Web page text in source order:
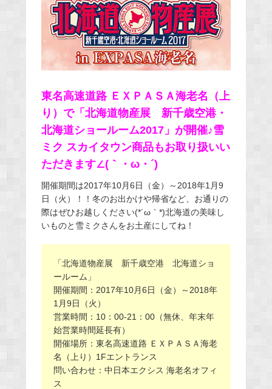
東名高速道路 ＥＸＰＡＳＡ海老名（上
り）で「北海道物産展 新千歳空港・
北海道ショールーム2017」が開催♪雪
ミク スカイタウン商品もお取り扱いい
ただきます∠(｀・ω・´)
開催期間は2017年10月6日（金）～2018年1月9
日（火）！！冬のお出かけや帰省など、お通りの
際はぜひお越しください(*´ω｀*)北海道の美味し
いものと雪ミクさんをお土産にしてね！
「北海道物産展 新千歳空港 北海道ショ
ールーム」
開催期間：2017年10月6日（金）～2018年
1月9日（火）
営業時間：10：00-21：00（無休、年末年
始営業時間延長有）
開催場所：東名高速道路 ＥＸＰＡＳＡ海老
名（上り）1Fエントランス
問い合わせ：中日本エクシス 海老名オフィ
ス